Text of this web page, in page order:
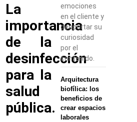
La
importancia
de la
desinfección
para la
salud
pública.
emociones
en el cliente y
despertar su
curiosidad
por el
contenido.
Arquitectura
biofílica: los
beneficios de
crear espacios
laborales